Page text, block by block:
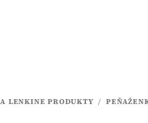
LENKINE PRODUKTY /